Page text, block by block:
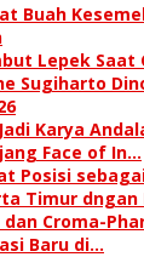
Buah
Lepek Saat
Sugiharto
Karya
Face of In…
Posisi
Timur dngan
dan Croma-
Baru di…